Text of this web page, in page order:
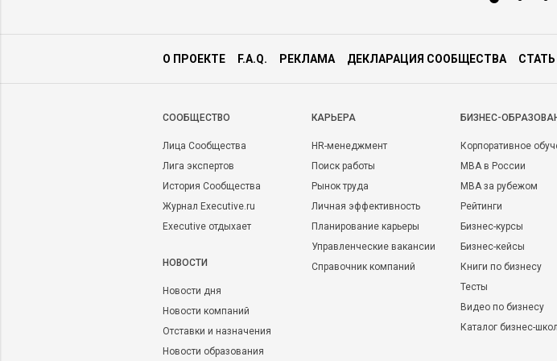
О ПРОЕКТЕ F.A.Q. РЕКЛАМА ДЕКЛАРАЦИЯ СООБЩЕСТВА
CООБЩЕСТВО
Лица Сообщества
Лига экспертов
История Сообщества
Журнал Executive.ru
Executive отдыхает
НОВОСТИ
Новости дня
Новости компаний
Отставки и назначения
Новости образования
КАРЬЕРА
HR-менеджмент
Поиск работы
Рынок труда
Личная эффективность
Планирование карьеры
Управленческие вакансии
Справочник компаний
БИЗНЕС-
Корпоративное
MBA в России
MBA за рубежом
Рейтинги
Бизнес-курсы
Бизнес-кейсы
Книги по бизнесу
Тесты
Видео по бизнесу
Каталог бизнес-школ